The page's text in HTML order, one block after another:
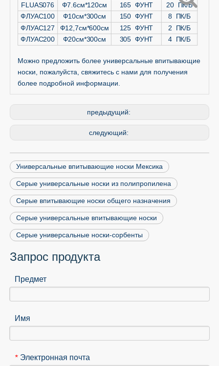
FLUAS076 Ф7.6см*120см 165 ФУНТ 20 ПК/Б
ФЛУАС100
Ф10см*300см 150 ФУНТ 8 ПК/Б
ФЛУАС127 Ф12,7см*600см 125 ФУНТ
2 ПК/Б
ФЛУАС200
Ф20см*300см 305 ФУНТ 4 ПК/Б
Можно предложить более универсальные впитывающие
носки, пожалуйста, свяжитесь с нами для получения
более подробной информации.
предыдущий:
следующий:
Универсальные впитывающие носки Мексика
Серые универсальные носки из полипропилена
Серые впитывающие носки общего назначения
Серые универсальные впитывающие носки
Серые универсальные носки-сорбенты
Запрос продукта
Предмет
Имя
* Электронная почта